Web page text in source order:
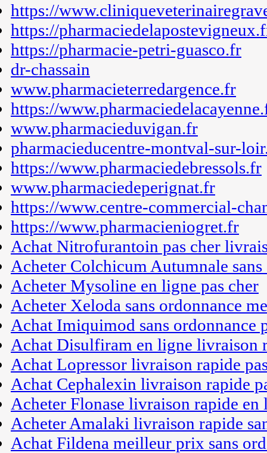
https://
https://
https://pharmacie-petri-guasco.fr
dr-chassain
www.pharmacieterredargence.fr
https://
www.pharmacieduvigan.fr
pharmacieducentre-montval-sur-
https://www.pharmaciedebressols.fr
www.pharmaciedeperignat.fr
https://www.centre-commercial-
https://www.pharmacieniogret.fr
Achat Nitrofurantoin pas cher
Acheter Colchicum Autumnale
Acheter Mysoline en ligne pas cher
Acheter Xeloda sans ordonnance
Achat Imiquimod sans ordonnance
Achat Disulfiram en ligne livraison
Achat Lopressor livraison rapide
Achat Cephalexin livraison rapide
Acheter Flonase livraison rapide en
Acheter Amalaki livraison rapide
Achat Fildena meilleur prix sans